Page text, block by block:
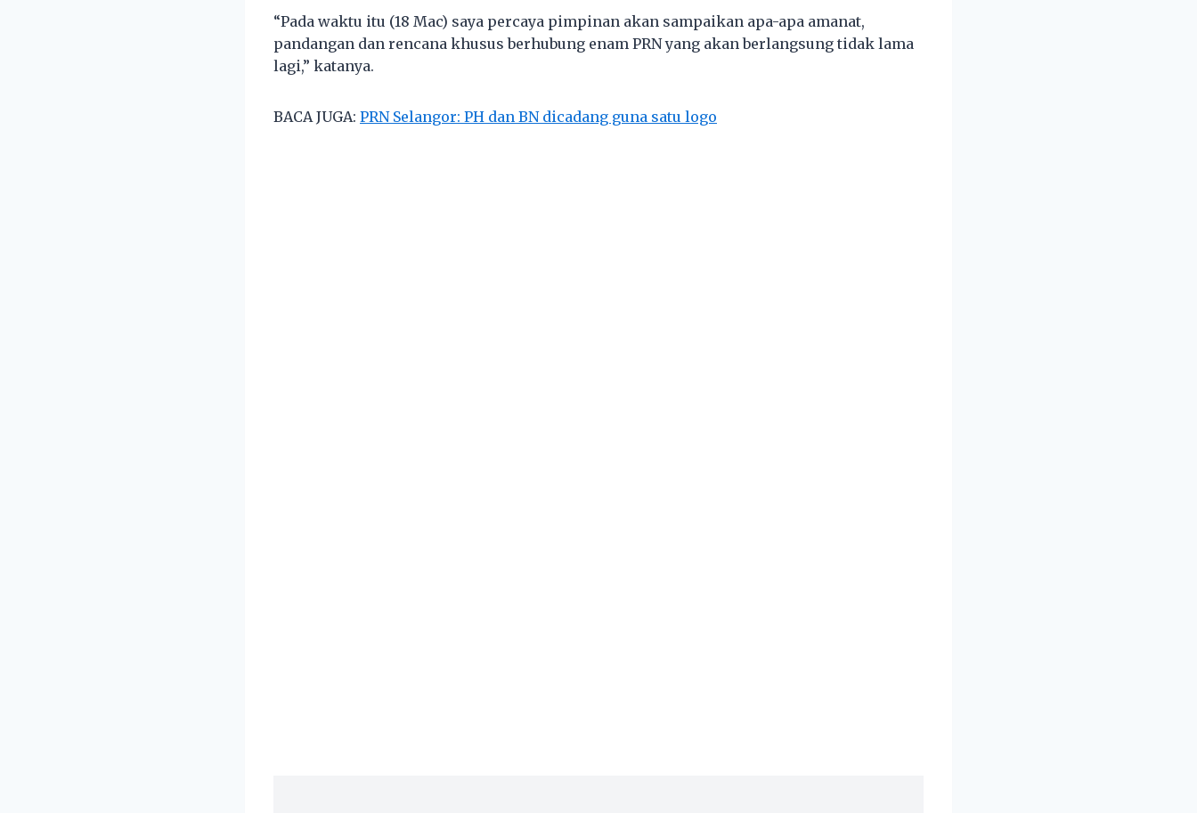
“Pada waktu itu (18 Mac) saya percaya pimpinan akan sampaikan apa-apa amanat,
pandangan dan rencana khusus berhubung enam PRN yang akan berlangsung tidak lama
lagi,” katanya.
BACA JUGA: PRN Selangor: PH dan BN dicadang guna satu logo